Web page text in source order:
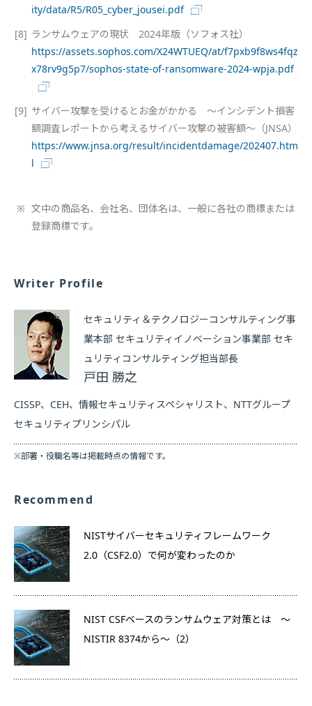
ity/data/R5/R05_cyber_jousei.pdf
[8] ランサムウェアの現状 2024年版（ソフォス社）
https://assets.sophos.com/X24WTUEQ/at/f7pxb9f8ws4fqz
x78rv9g5p7/sophos-state-of-ransomware-2024-wpja.pdf
[9] サイバー攻撃を受けるとお金がかかる ～インシデント損害
額調査レポートから考えるサイバー攻撃の被害額～（JNSA）
https://www.jnsa.org/result/incidentdamage/202407.htm
l
※ 文中の商品名、会社名、団体名は、一般に各社の商標または
登録商標です。
Writer Profile
セキュリティ＆テクノロジーコンサルティング事
業本部 セキュリティイノベーション事業部 セキ
ュリティコンサルティング担当部長
戸田 勝之
CISSP、CEH、情報セキュリティスペシャリスト、NTTグループ
セキュリティプリンシパル
※部署・役職名等は掲載時点の情報です。
Recommend
NISTサイバーセキュリティフレームワーク
2.0（CSF2.0）で何が変わったのか
NIST CSFベースのランサムウェア対策とは ～
NISTIR 8374から～（2）